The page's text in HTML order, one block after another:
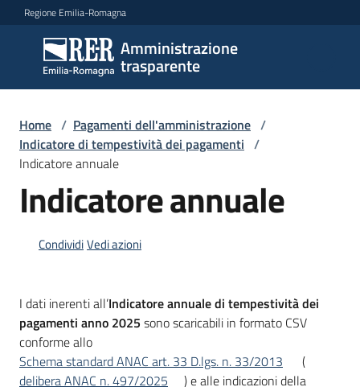
Vai al contenuto
Vai alla navigazione
Vai al footer
Regione Emilia-Romagna
Amministrazione
trasparente
Amministrazione
trasparente
Sottosezioni
Accesso
Home / Pagamenti dell'amministrazione /
Indicatore di tempestività dei pagamenti /
Indicatore annuale
Indicatore annuale
CondividiVedi azioni
I dati inerenti all’Indicatore annuale di tempestività dei
pagamenti anno 2025 sono scaricabili in formato CSV
conforme allo
Schema standard ANAC art. 33 D.lgs. n. 33/2013
(
delibera ANAC n. 497/2025
) e alle indicazioni della